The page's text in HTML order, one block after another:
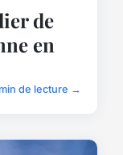
de
en
de lecture →